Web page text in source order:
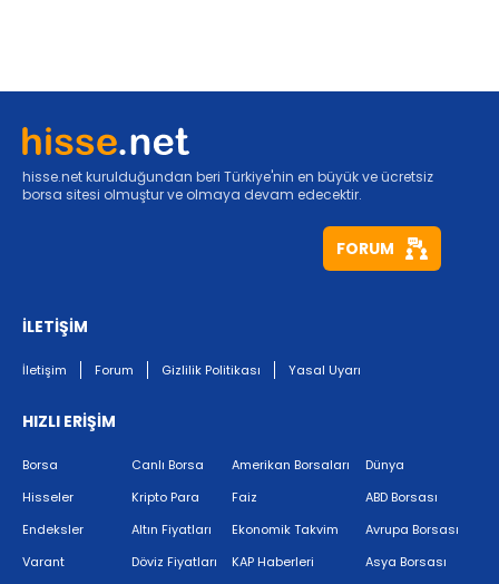
hisse.net kurulduğundan beri Türkiye'nin en büyük ve ücretsiz
borsa sitesi olmuştur ve olmaya devam edecektir.
FORUM
İLETİŞİM
İletişim Forum Gizlilik Politikası Yasal Uyarı
HIZLI ERİŞİM
Borsa
Hisseler
Endeksler
Varant
Canlı Borsa
Kripto Para
Altın Fiyatları
Döviz Fiyatları
Amerikan Borsaları
Faiz
Ekonomik Takvim
KAP Haberleri
Dünya
ABD Borsası
Avrupa Borsası
Asya Borsası